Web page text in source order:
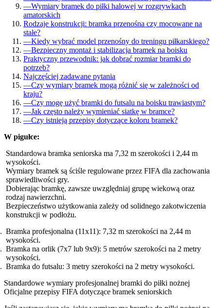
—Wymiary bramek do piłki halowej w rozgrywkach
amatorskich
Rodzaje konstrukcji: bramka przenośna czy mocowane na
stałe?
—Kiedy wybrać model przenośny do treningu piłkarskiego?
—Bezpieczny montaż i stabilizacja bramek na boisku
Praktyczny przewodnik: jak dobrać rozmiar bramki do
potrzeb?
Najczęściej zadawane pytania
—Czy wymiary bramek mogą różnić się w zależności od
kraju?
—Czy mogę użyć bramki do futsalu na boisku trawiastym?
—Jak często należy wymieniać siatkę w bramce?
—Czy istnieją przepisy dotyczące koloru bramek?
W pigułce:
Standardowa bramka seniorska ma 7,32 m szerokości i 2,44 m
wysokości.
Wymiary bramek są ściśle regulowane przez FIFA dla zachowania
sprawiedliwości gry.
Dobierając bramkę, zawsze uwzględniaj grupę wiekową oraz
rodzaj nawierzchni.
Bezpieczeństwo użytkowania zależy od solidnego zakotwiczenia
konstrukcji w podłożu.
Bramka profesjonalna (11x11): 7,32 m szerokości na 2,44 m
wysokości.
Bramka na orlik (7x7 lub 9x9): 5 metrów szerokości na 2 metry
wysokości.
Bramka do futsalu: 3 metry szerokości na 2 metry wysokości.
Standardowe wymiary profesjonalnej bramki do piłki nożnej
Oficjalne przepisy FIFA dotyczące bramek seniorskich